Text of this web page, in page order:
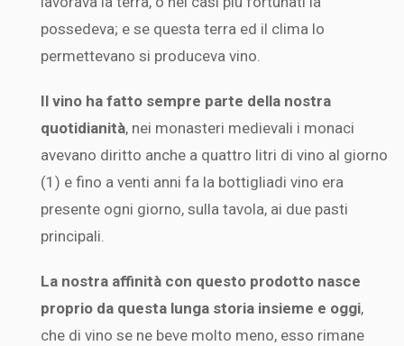
possedeva; e se questa terra ed il clima lo
permettevano si produceva vino.
Il vino ha fatto sempre parte della nostra
quotidianità, nei monasteri medievali i monaci
avevano diritto anche a quattro litri di vino al giorno
(1) e fino a venti anni fa la bottigliadi vino era
presente ogni giorno, sulla tavola, ai due pasti
principali.
La nostra affinità con questo prodotto nasce
proprio da questa lunga storia insieme e oggi,
che di vino se ne beve molto meno, esso rimane